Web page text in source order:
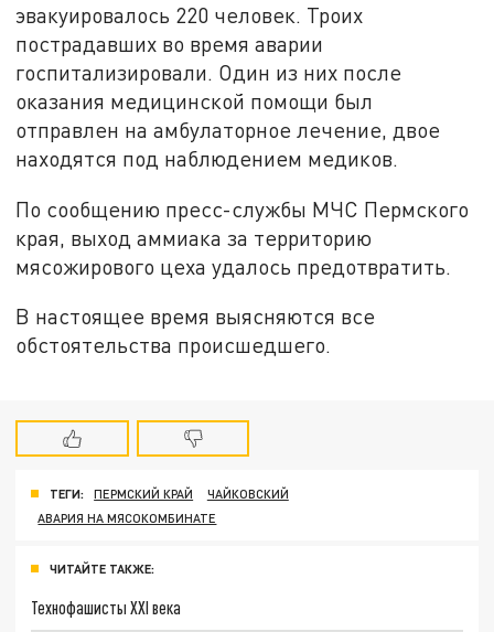
эвакуировалось 220 человек. Троих
пострадавших во время аварии
госпитализировали. Один из них после
оказания медицинской помощи был
отправлен на амбулаторное лечение, двое
находятся под наблюдением медиков.
По сообщению пресс-службы МЧС Пермского
края, выход аммиака за территорию
мясожирового цеха удалось предотвратить.
В настоящее время выясняются все
обстоятельства происшедшего.
ТЕГИ: ПЕРМСКИЙ КРАЙ
ЧАЙКОВСКИЙ
АВАРИЯ НА МЯСОКОМБИНАТЕ
ЧИТАЙТЕ ТАКЖЕ:
Технофашисты XXI века